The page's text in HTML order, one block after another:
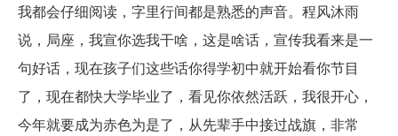
我都会仔细阅读，字里行间都是熟悉的声音。程风沐雨
说，局座，我宣你选我干啥，这是啥话，宣传我看来是一
句好话，现在孩子们这些话你得学初中就开始看你节目
了，现在都快大学毕业了，看见你依然活跃，我很开心，
今年就要成为赤色为是了，从先辈手中接过战旗，非常